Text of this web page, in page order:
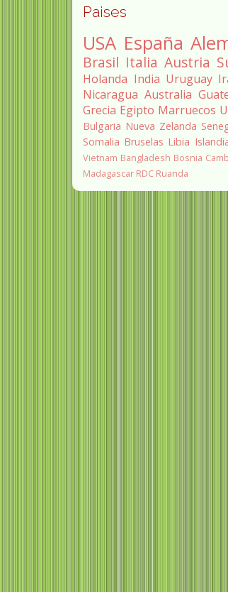
Paises
USA España
Brasil Italia Austria
Holanda India Uruguay
Nicaragua Australia
Grecia Egipto Marruecos
Bulgaria Nueva Zelanda
Somalia Bruselas Libia
Vietnam Bangladesh Bosnia
Madagascar RDC Ruanda